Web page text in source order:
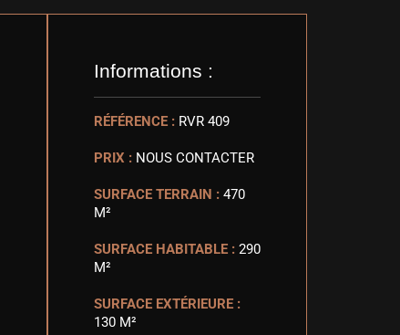
Informations :
RÉFÉRENCE : RVR 409
PRIX : NOUS CONTACTER
SURFACE TERRAIN : 470
M²
SURFACE HABITABLE : 290
M²
SURFACE EXTÉRIEURE :
130 M²